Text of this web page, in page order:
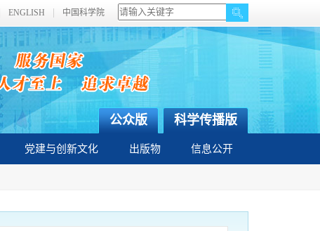
ENGLISH 中国科学院
科学传播版
公众版
党建与创新文化 出版物 信息公开